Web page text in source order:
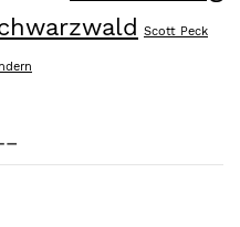
Scott Peck